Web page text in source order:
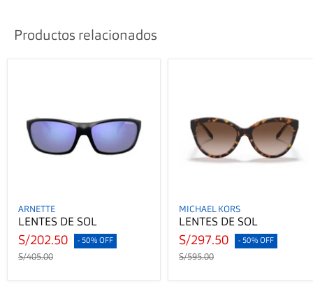
Productos relacionados
ARNETTE
LENTES DE SOL
S/202.50 - 50% OFF
S/405.00
MICHAEL KORS
LENTES DE SOL
S/297.50 - 50% OFF
S/595.00